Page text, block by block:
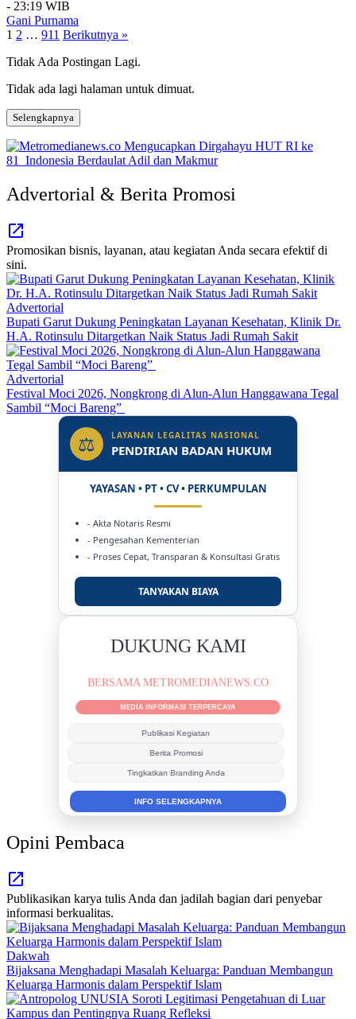
- 23:19 WIB
Gani Purnama
Paginasi
pos
1 2 … 911 Berikutnya »
Tidak Ada Postingan Lagi.
Tidak ada lagi halaman untuk dimuat.
Selengkapnya
Advertorial & Berita Promosi
Promosikan bisnis, layanan, atau kegiatan Anda secara efektif di
sini.
Advertorial
Bupati Garut Dukung Peningkatan Layanan Kesehatan, Klinik Dr.
H.A. Rotinsulu Ditargetkan Naik Status Jadi Rumah Sakit
Advertorial
Festival Moci 2026, Nongkrong di Alun-Alun Hanggawana Tegal
Sambil “Moci Bareng”
⚖ LAYANAN LEGALITAS NASIONAL
PENDIRIAN BADAN HUKUM
YAYASAN • PT • CV • PERKUMPULAN
- Akta Notaris Resmi
- Pengesahan Kementerian
- Proses Cepat, Transparan & Konsultasi Gratis
TANYAKAN BIAYA
DUKUNG KAMI
BERSAMA METROMEDIANEWS.CO
MEDIA INFORMASI TERPERCAYA
Publikasi Kegiatan
Berita Promosi
Tingkatkan Branding Anda
INFO SELENGKAPNYA
Opini Pembaca
Publikasikan karya tulis Anda dan jadilah bagian dari penyebar
informasi berkualitas.
Dakwah
Bijaksana Menghadapi Masalah Keluarga: Panduan Membangun
Keluarga Harmonis dalam Perspektif Islam